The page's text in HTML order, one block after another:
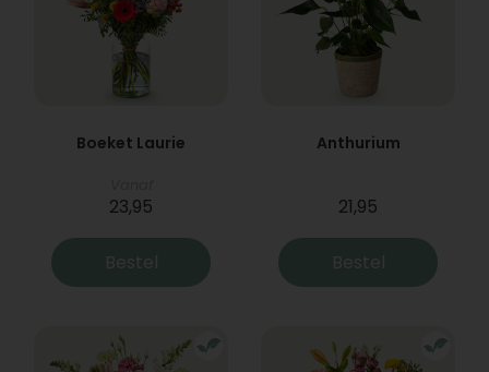
Boeket Laurie
23,95
Bestel
Anthurium
21,95
Bestel